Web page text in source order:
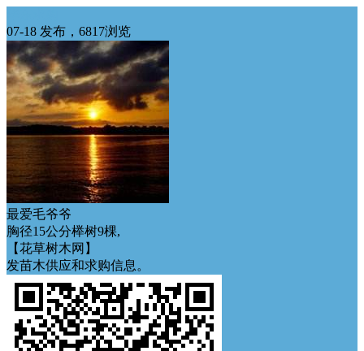
07-18 发布，6817浏览
最爱毛爷爷
胸径15公分榉树9棵,
【花草树木网】
发苗木供应和求购信息。